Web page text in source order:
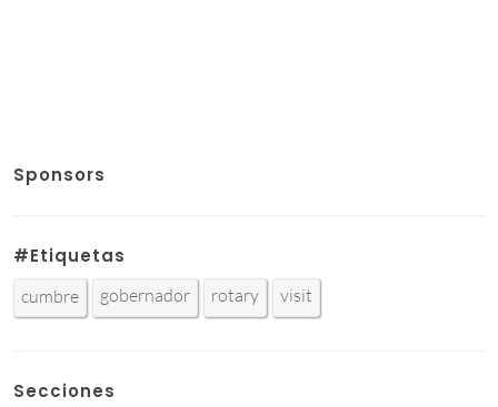
Sponsors
#Etiquetas
cumbre gobernador rotary visit
Secciones